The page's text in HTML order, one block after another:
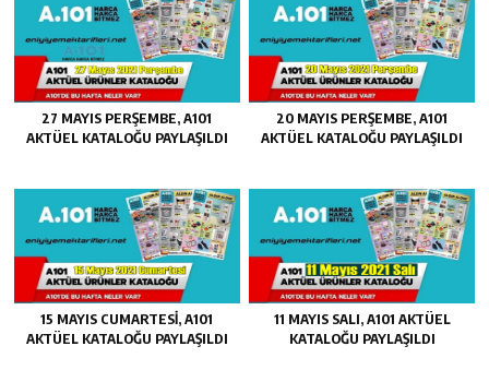
27 MAYIS PERŞEMBE, A101
AKTÜEL KATALOĞU PAYLAŞILDI
20 MAYIS PERŞEMBE, A101
AKTÜEL KATALOĞU PAYLAŞILDI
15 MAYIS CUMARTESI, A101
AKTÜEL KATALOĞU PAYLAŞILDI
11 MAYIS SALI, A101 AKTÜEL
KATALOĞU PAYLAŞILDI